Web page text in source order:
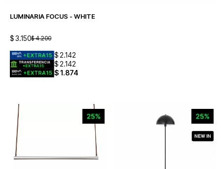
LUMINARIA FOCUS - WHITE
$3.150$ 4.200
$ 2.142
$ 2.142
$1.874